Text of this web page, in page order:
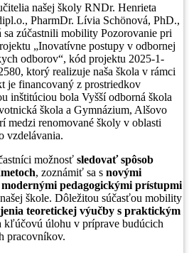
našej školy RNDr. Henrieta
PharmDr. Lívia Schönová, PhD.,
zúčastnili mobility Pozorovanie pri
„Inovatívne postupy v odbornej
odborov“, kód projektu 2025-1-
ktorý realizuje naša škola v rámci
je financovaný z prostriedkov
inštitúciou bola Vyšší odborná škola
škola a Gymnázium, Alšovo
medzi renomované školy v oblasti
vzdelávania.
možnosť sledovať spôsob
, zoznámiť sa s novými
pedagogickými prístupmi
škole. Dôležitou súčasťou mobility
teoretickej výučby s praktickým
kľúčovú úlohu v príprave budúcich
pracovníkov.